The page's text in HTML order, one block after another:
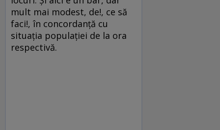
mult mai modest, de!, ce să
faci!, în concordanţă cu
situaţia populaţiei de la ora
respectivă.